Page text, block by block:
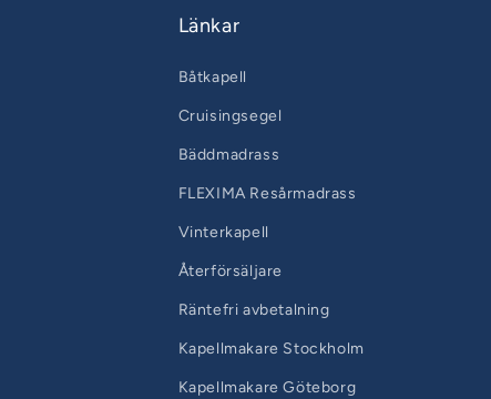
Länkar
Båtkapell
Cruisingsegel
Bäddmadrass
FLEXIMA Resårmadrass
Vinterkapell
Återförsäljare
Räntefri avbetalning
Kapellmakare Stockholm
Kapellmakare Göteborg